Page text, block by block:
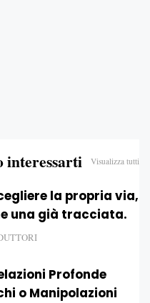
interessarti Visualizza tutti
la propria via,
una già tracciata.
Profonde
o Manipolazioni